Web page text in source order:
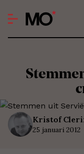
Kristof
25 januari 2012